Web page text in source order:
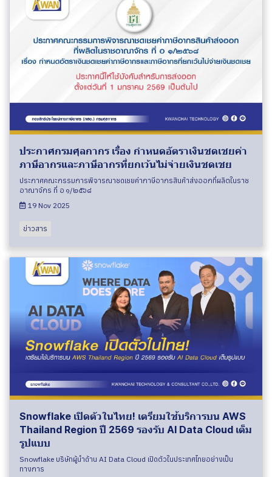
ประกาศกรมศุลกากร เรื่อง กำหนดอัตราเงินชดเชยค่า
ภาษีอากรและภาษีอากรที่ยกเว้นไม่จ่ายเงินชดเชย
ประกาศคณะกรรมการพิจารณาชดเชยค่าภาษีอากรสินค้าส่งออกที่ผลิตในราช
อาณาจักร ที่ อ ๑/๒๕๖๘
19 Nov 2025
ข่าวสาร
Snowflake เปิดตัวในไทย! เตรียมใช้บริการบน AWS
Thailand Region ปี 2569 รองรับ AI Data Cloud เต็ม
รูปแบบ
Snowflake บริษัทผู้นำด้าน AI Data Cloud เปิดตัวในประเทศไทยอย่างเป็น
ทางการ